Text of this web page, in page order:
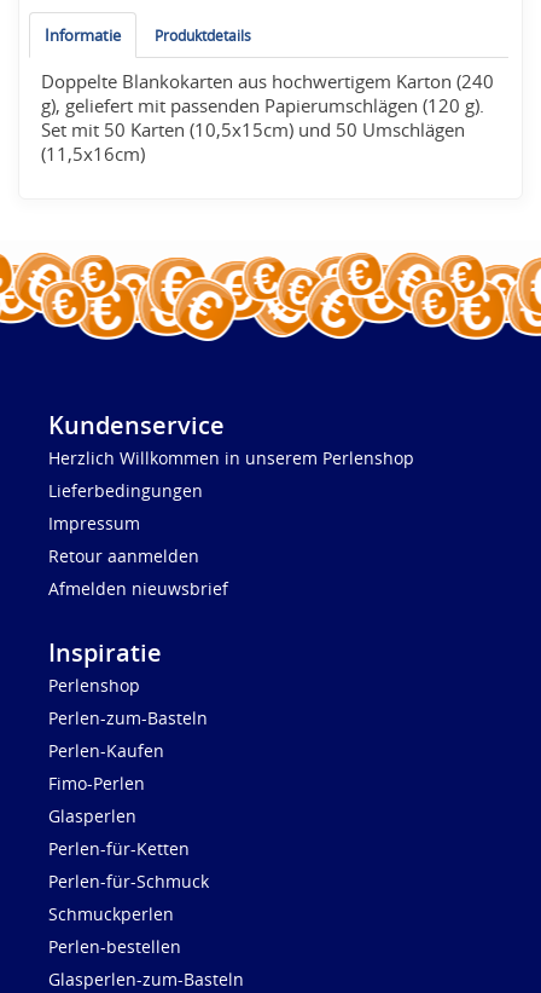
Informatie Produktdetails
Doppelte Blankokarten aus hochwertigem Karton (240
g), geliefert mit passenden Papierumschlägen (120 g).
Set mit 50 Karten (10,5x15cm) und 50 Umschlägen
(11,5x16cm)
Kundenservice
Herzlich Willkommen in unserem Perlenshop
Lieferbedingungen
Impressum
Retour aanmelden
Afmelden nieuwsbrief
Inspiratie
Perlenshop
Perlen-zum-Basteln
Perlen-Kaufen
Fimo-Perlen
Glasperlen
Perlen-für-Ketten
Perlen-für-Schmuck
Schmuckperlen
Perlen-bestellen
Glasperlen-zum-Basteln